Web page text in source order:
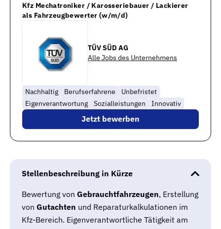
Stellenbeschreibung in Kürze
Bewertung von Gebrauchtfahrzeugen, Erstellung
von Gutachten und Reparaturkalkulationen im
Kfz-Bereich. Eigenverantwortliche Tätigkeit am
Kfz Mechatroniker / Karosseriebauer / Lackierer
als Fahrzeugbewerter (w/m/d)
TÜV SÜD AG
Alle Jobs des Unternehmens
Nachhaltig Berufserfahrene
Unbefristet
Eigenverantwortung
Sozialleistungen Innovativ
Jetzt bewerben